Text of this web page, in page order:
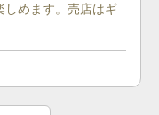
しめます。売店はギ